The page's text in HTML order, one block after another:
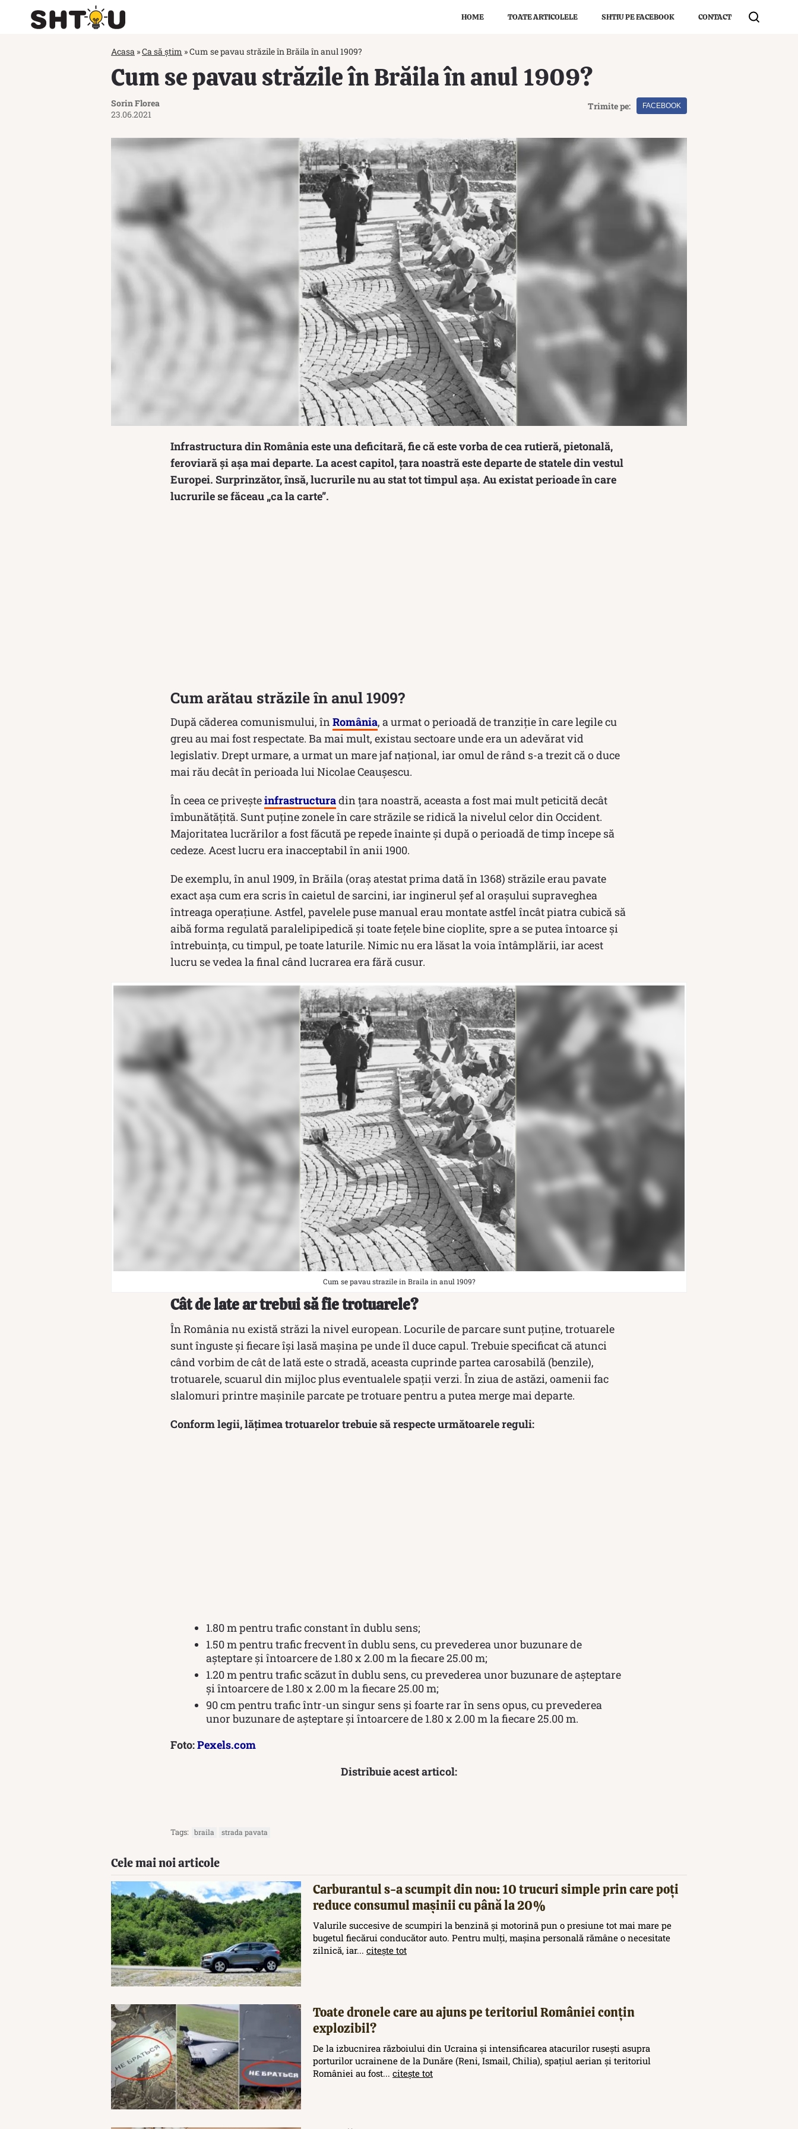
HOME TOATE ARTICOLELE SHTIU PE FACEBOOK CONTACT
Acasa »Ca să știm »Cum se pavau străzile în Brăila în anul 1909?
Cum se pavau străzile în Brăila în anul 1909?
Sorin Florea
23.06.2021
Trimite pe: FACEBOOK
Infrastructura din România este una deficitară, fie că este vorba de cea rutieră, pietonală,
feroviară și așa mai departe. La acest capitol, țara noastră este departe de statele din vestul
Europei. Surprinzător, însă, lucrurile nu au stat tot timpul așa. Au existat perioade în care
lucrurile se făceau „ca la carte”.
Cum arătau străzile în anul 1909?
După căderea comunismului, înRomânia, a urmat o perioadă de tranziție în care legile cu
greu au mai fost respectate. Ba mai mult, existau sectoare unde era un adevărat vid
legislativ. Drept urmare, a urmat un mare jaf național, iar omul de rând s-a trezit că o duce
mai rău decât în perioada lui Nicolae Ceaușescu.
În ceea ce priveșteinfrastructuradin țara noastră, aceasta a fost mai mult peticită decât
îmbunătățită. Sunt puține zonele în care străzile se ridică la nivelul celor din Occident.
Majoritatea lucrărilor a fost făcută pe repede înainte și după o perioadă de timp începe să
cedeze. Acest lucru era inacceptabil în anii 1900.
De exemplu, în anul 1909, în Brăila (oraș atestat prima dată în 1368) străzile erau pavate
exact așa cum era scris în caietul de sarcini, iar inginerul șef al orașului supraveghea
întreaga operațiune. Astfel, pavelele puse manual erau montate astfel încât piatra cubică să
aibă forma regulată paralelipipedică și toate fețele bine cioplite, spre a se putea întoarce și
întrebuința, cu timpul, pe toate laturile. Nimic nu era lăsat la voia întâmplării, iar acest
lucru se vedea la final când lucrarea era fără cusur.
Cum se pavau strazile in Braila in anul 1909?
Cât de late ar trebui să fie trotuarele?
În România nu există străzi la nivel european. Locurile de parcare sunt puține, trotuarele
sunt înguste și fiecare își lasă mașina pe unde îl duce capul. Trebuie specificat că atunci
când vorbim de cât de lată este o stradă, aceasta cuprinde partea carosabilă (benzile),
trotuarele, scuarul din mijloc plus eventualele spații verzi. În ziua de astăzi, oamenii fac
slalomuri printre mașinile parcate pe trotuare pentru a putea merge mai departe.
Conform legii, lățimea trotuarelor trebuie să respecte următoarele reguli:
1.80 m pentru trafic constant în dublu sens;
1.50 m pentru trafic frecvent în dublu sens, cu prevederea unor buzunare de
așteptare și întoarcere de 1.80 x 2.00 m la fiecare 25.00 m;
1.20 m pentru trafic scăzut în dublu sens, cu prevederea unor buzunare de așteptare
și întoarcere de 1.80 x 2.00 m la fiecare 25.00 m;
90 cm pentru trafic într-un singur sens şi foarte rar în sens opus, cu prevederea
unor buzunare de așteptare și întoarcere de 1.80 x 2.00 m la fiecare 25.00 m.
Foto:Pexels.com
Distribuie acest articol:
Tags: braila strada pavata
Cele mai noi articole
Carburantul s-a scumpit din nou: 10 trucuri simple prin care poți
reduce consumul mașinii cu până la 20%
Valurile succesive de scumpiri la benzină și motorină pun o presiune tot mai mare pe
bugetul fiecărui conducător auto. Pentru mulți, mașina personală rămâne o necesitate
zilnică, iar... citește tot
Toate dronele care au ajuns pe teritoriul României conțin
explozibil?
De la izbucnirea războiului din Ucraina și intensificarea atacurilor rusești asupra
porturilor ucrainene de la Dunăre (Reni, Ismail, Chilia), spațiul aerian și teritoriul
României au fost... citește tot